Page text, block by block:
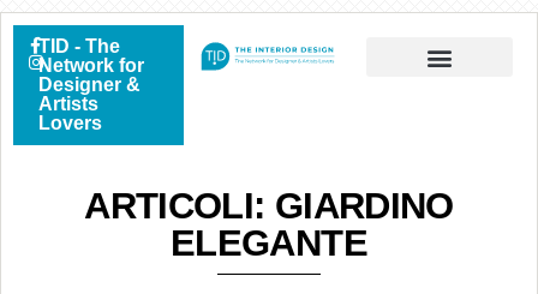
TID - The
Network for
Designer &
Artists
Lovers
ARTICOLI: GIARDINO
ELEGANTE